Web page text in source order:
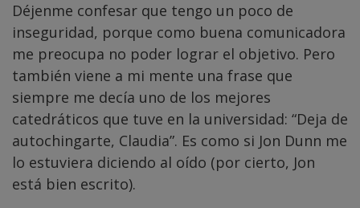
Déjenme confesar que tengo un poco de
inseguridad, porque como buena comunicadora
me preocupa no poder lograr el objetivo. Pero
también viene a mi mente una frase que
siempre me decía uno de los mejores
catedráticos que tuve en la universidad: “Deja de
autochingarte, Claudia”. Es como si Jon Dunn me
lo estuviera diciendo al oído (por cierto, Jon
está bien escrito).